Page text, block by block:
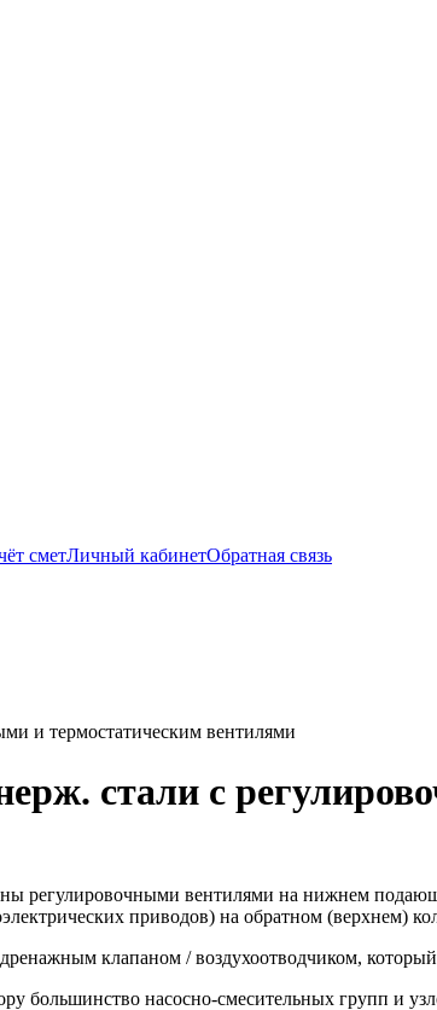
сметЛичный кабинетОбратная связь
и термостатическим вентилями
стали с
регулировочными вентилями на нижнем
приводов) на обратном (верхнем)
клапаном / воздухоотводчиком,
большинство насосно-смесительных групп и